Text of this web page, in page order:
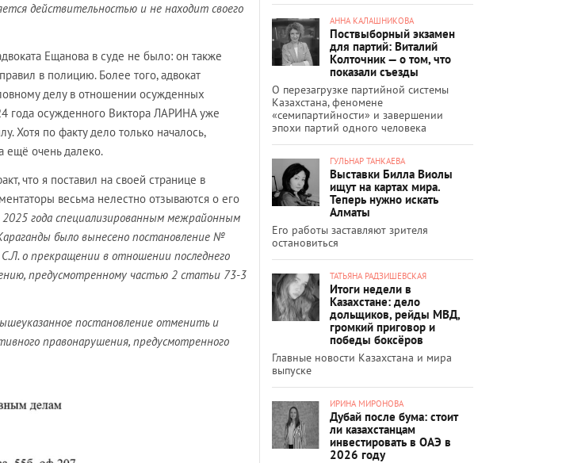
действительностью и не находит своего
Ещанова в суде не было: он также
в полицию. Более того, адвокат
делу в отношении осужденных
года осужденного Виктора ЛАРИНА уже
Хотя по факту дело только началось,
ещё очень далеко.
что я поставил на своей странице в
весьма нелестно отзываются о его
года специализированным межрайонным
было вынесено постановление №
о прекращении в отношении последнего
предусмотренному частью 2 статьи 73-3
постановление отменить и
правонарушения, предусмотренного
АННА КАЛАШНИКОВА
Поствыборный экзамен
для партий: Виталий
Колточник — о том, что
показали съезды
О перезагрузке партийной системы
Казахстана, феномене
«семипартийности» и завершении
эпохи партий одного человека
ГУЛЬНАР ТАНКАЕВА
Выставки Билла Виолы
ищут на картах мира.
Теперь нужно искать
Алматы
Его работы заставляют зрителя
остановиться
ТАТЬЯНА РАДЗИШЕВСКАЯ
Итоги недели в
Казахстане: дело
дольщиков, рейды МВД,
громкий приговор и
победы боксёров
Главные новости Казахстана и мира
выпуске
ИРИНА МИРОНОВА
Дубай после бума: стоит
ли казахстанцам
инвестировать в ОАЭ в
2026 году